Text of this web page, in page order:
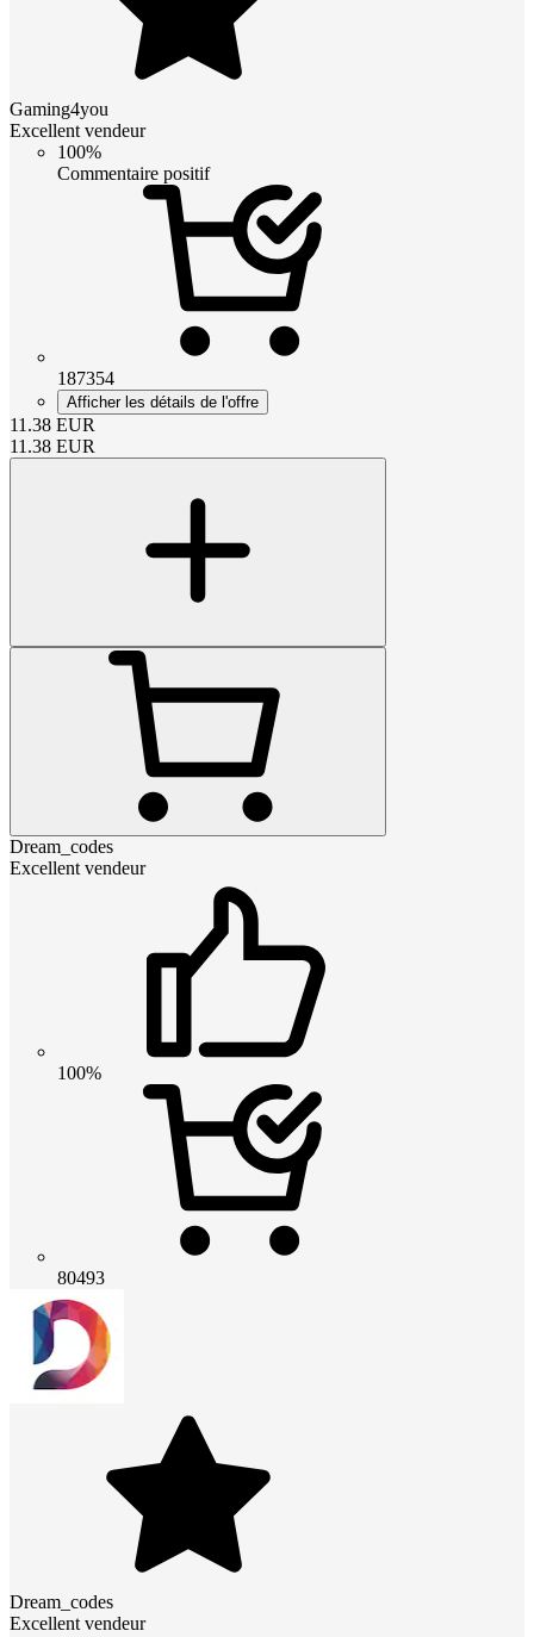
Gaming4you
Excellent vendeur
100%
Commentaire positif
187354
Afficher les détails de l'offre
11.38 EUR
11.38 EUR
Dream_codes
Excellent vendeur
100%
80493
Dream_codes
Excellent vendeur